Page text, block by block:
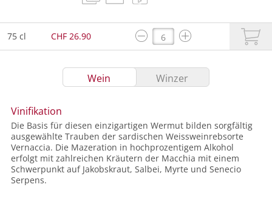
75 cl CHF 26.90
Wein Winzer
Vinifikation
Die Basis für diesen einzigartigen Wermut bilden sorgfältig
ausgewählte Trauben der sardischen Weissweinrebsorte
Vernaccia. Die Mazeration in hochprozentigem Alkohol
erfolgt mit zahlreichen Kräutern der Macchia mit einem
Schwerpunkt auf Jakobskraut, Salbei, Myrte und Senecio
Serpens.